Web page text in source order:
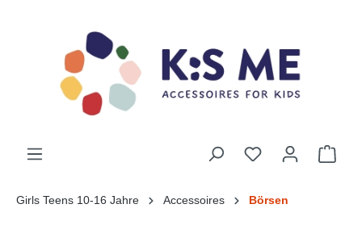
Girls Teens 10-16 Jahre Accessoires Börsen